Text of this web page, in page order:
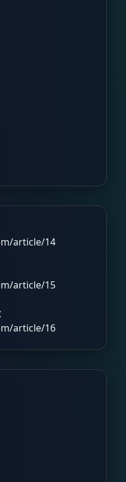
article/14
article/15
article/16